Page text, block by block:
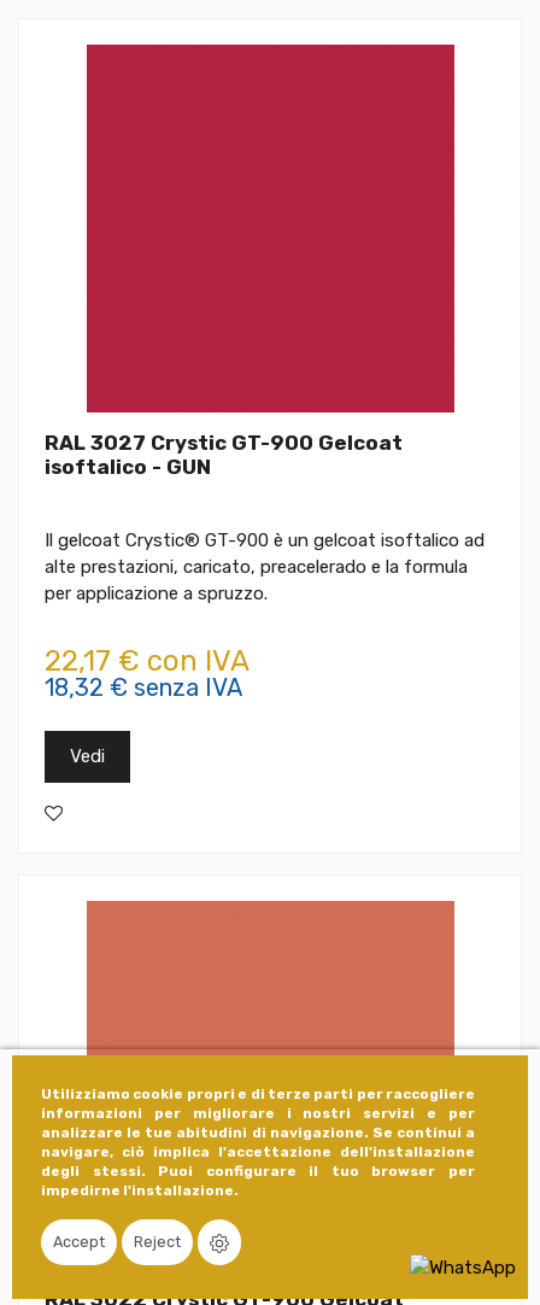
Utilizziamo cookie propri e di terze parti per raccogliere
informazioni per migliorare i nostri servizi e per
analizzare le tue abitudini di navigazione. Se continui a
navigare, ciò implica l'accettazione dell'installazione
degli stessi. Puoi configurare il tuo browser per
impedirne l'installazione.
Accept Reject
RAL 3027 Crystic GT-900 Gelcoat
isoftalico - GUN
Il gelcoat Crystic® GT-900 è un gelcoat isoftalico ad
alte prestazioni, caricato, preacelerado e la formula
per applicazione a spruzzo.
22,17 € con IVA
18,32 € senza IVA
Vedi
RAL 3022 Crystic GT-900 Gelcoat